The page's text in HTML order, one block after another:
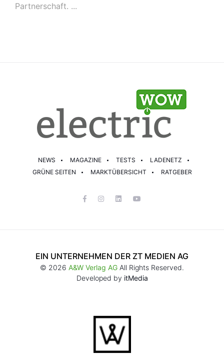
Partnerschaft. ...
NEWS MAGAZINE TESTS
LADENETZ
GRÜNE SEITEN
MARKTÜBERSICHT RATGEBER
EIN UNTERNEHMEN DER ZT MEDIEN AG
© 2026 A&W Verlag AG All Rights Reserved.
Developed by itMedia